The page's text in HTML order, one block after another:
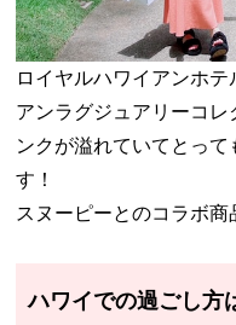
ロイヤルハワイアンホ
アンラグジュアリーコ
ンクが溢れていてとっ
す！
スヌーピーとのコラボ商
ハワイでの過ごし方